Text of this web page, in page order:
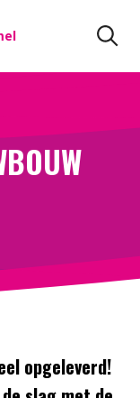
je opweg
opgeleverd!